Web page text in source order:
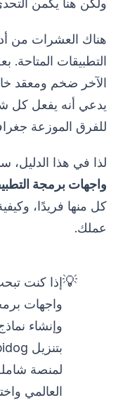
ولكن هنا يكمن
هناك العشرات من
التطبيقات
الآخر ضخم ومعقد
يدعي أنه يفعل كل
للفرق الموزعة
لذا في هذا الدليل،
واجهات برمجة
كل منها فريدًا،
عملك.
💡إذا كنت
واجهات
وإنشاء
لمنصة
العالمي